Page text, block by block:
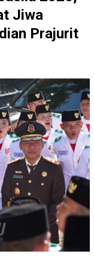
Jiwa
Prajurit